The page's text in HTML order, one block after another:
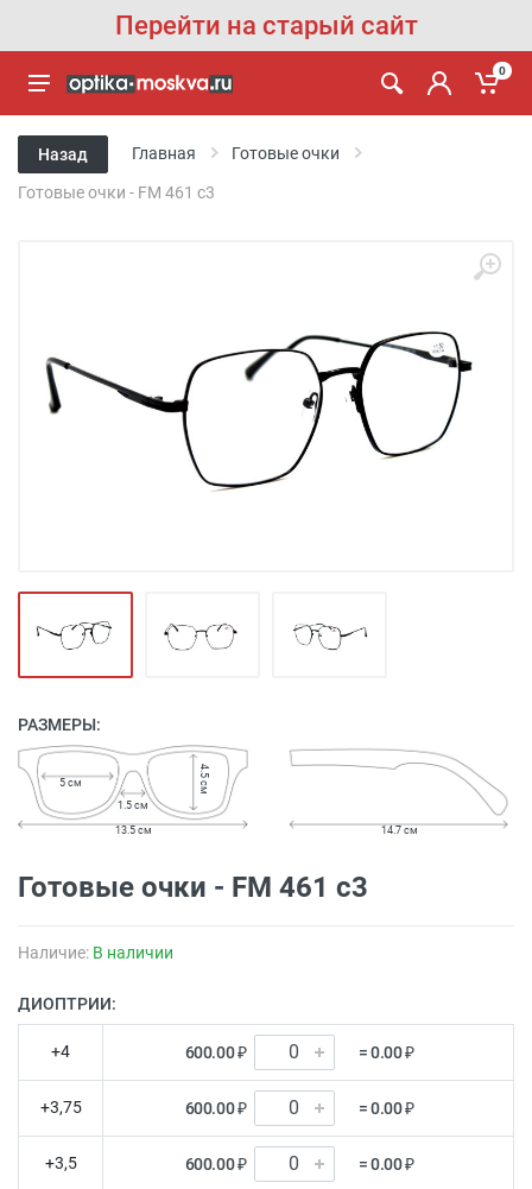
Перейти на старый сайт
0
Назад Главная Готовые очки
Готовые очки - FM 461 с3
РАЗМЕРЫ:
1.5 см
5 см 4.5 см
13.5 см 14.7 см
Готовые очки - FM 461 с3
Наличие: В наличии
ДИОПТРИИ:
+4 600.00 ₽ = 0.00 ₽
+3,75 600.00 ₽ = 0.00 ₽
+3,5 600.00 ₽ = 0.00 ₽